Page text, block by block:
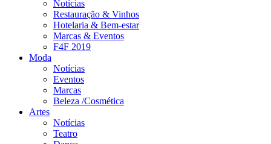
Notícias
Restauração & Vinhos
Hotelaria & Bem-estar
Marcas & Eventos
F4F 2019
Moda
Notícias
Eventos
Marcas
Beleza /Cosmética
Artes
Notícias
Teatro